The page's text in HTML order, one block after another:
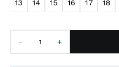
13 14 15 16 17 18
＋
－